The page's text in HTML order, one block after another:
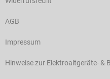
AGB
Impressum
Hinweise zur Elektroaltgeräte- &